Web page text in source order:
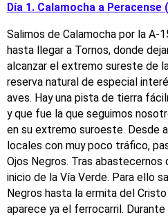
Día 1. Calamocha a Peracense
Salimos de Calamocha por la A-
hasta llegar a Tornos, donde
alcanzar el extremo sureste de
reserva natural de especial
aves. Hay una pista de tierra
y que fue la que seguimos
en su extremo suroeste. Desde
locales con muy poco tráfico,
Ojos Negros. Tras abastecernos
inicio de la Vía Verde. Para ello
Negros hasta la ermita del
aparece ya el ferrocarril.